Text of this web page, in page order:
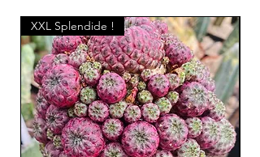
XXL Splendide !